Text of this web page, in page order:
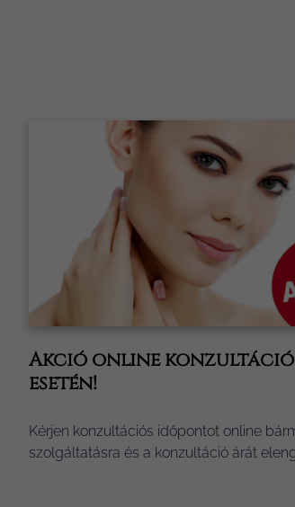
Akció online konzultáció
esetén!
Kérjen konzultációs időpontot online
szolgáltatásra és a konzultáció árát